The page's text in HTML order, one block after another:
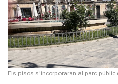
Els pisos s'incorporaran al parc públic